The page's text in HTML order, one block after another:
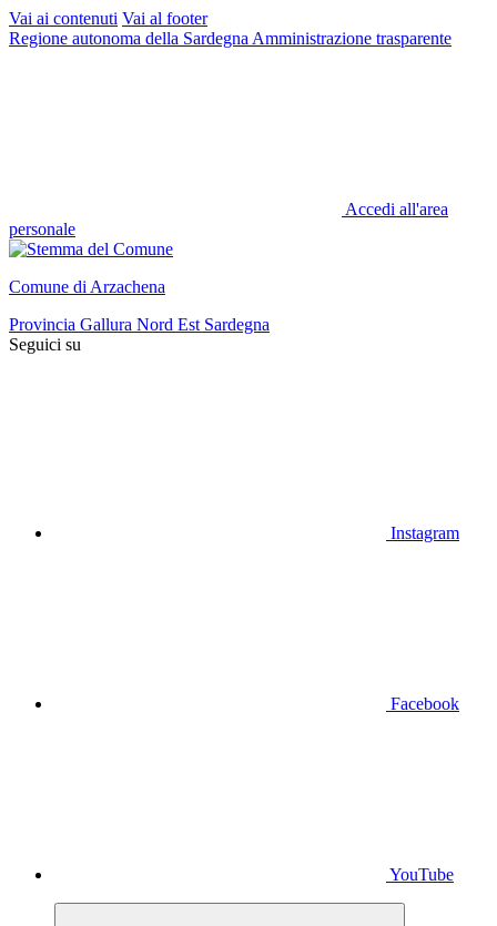
Vai ai contenuti Vai al footer
Regione autonoma della Sardegna Amministrazione trasparente
Accedi all'area
personale
Comune di Arzachena
Provincia Gallura Nord Est Sardegna
Seguici su
Instagram
Facebook
YouTube